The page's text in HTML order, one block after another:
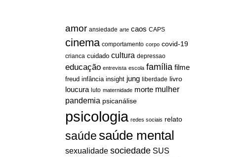
amor ansiedade arte caos CAPS
cinema comportamento corpo covid-19
crianca cuidado cultura depressao
educação entrevista escola família filme
freud infância insight jung liberdade livro
loucura luto maternidade morte mulher
pandemia psicanálise
psicologia redes sociais relato
saúdesaúde mental
sexualidade sociedade SUS